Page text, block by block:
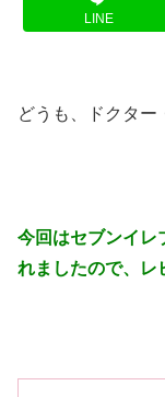
LINE
どうも、ドクター
今回はセブンイレ
れましたので、レ